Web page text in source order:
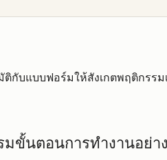
กับแบบฟอร์มให้สังเกตพฤติกรรม
ขั้นตอนการทำงานอย่า